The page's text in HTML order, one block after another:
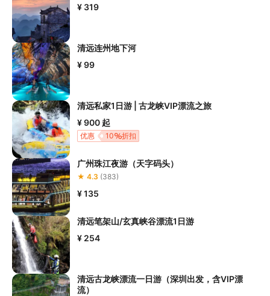
¥ 319
清远连州地下河
¥ 99
清远私家1日游 | 古龙峡VIP漂流之旅
¥ 900 起
10 折扣
优惠
广州珠江夜游（天字码头）
★ 4.3 (383)
¥ 135
清远笔架山/玄真峡谷漂流1日游
¥ 254
清远古龙峡漂流一日游（深圳出发，含VIP漂
流）